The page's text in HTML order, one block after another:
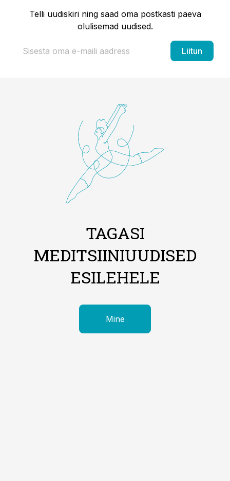
Telli uudiskiri ning saad oma postkasti päeva
olulisemad uudised.
Liitun
TAGASI
MEDITSIINIUUDISED
ESILEHELE
Mine